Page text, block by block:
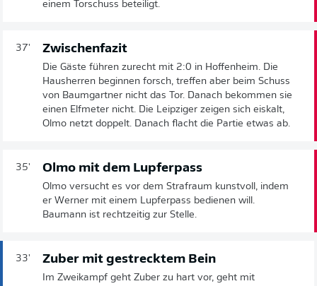
einem Torschuss beteiligt.
37' Zwischenfazit
Die Gäste führen zurecht mit 2:0 in Hoffenheim. Die
Hausherren beginnen forsch, treffen aber beim Schuss
von Baumgartner nicht das Tor. Danach bekommen sie
einen Elfmeter nicht. Die Leipziger zeigen sich eiskalt,
Olmo netzt doppelt. Danach flacht die Partie etwas ab.
35' Olmo mit dem Lupferpass
Olmo versucht es vor dem Strafraum kunstvoll, indem
er Werner mit einem Lupferpass bedienen will.
Baumann ist rechtzeitig zur Stelle.
33' Zuber mit gestrecktem Bein
Im Zweikampf geht Zuber zu hart vor, geht mit